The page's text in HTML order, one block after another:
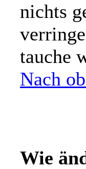
nichts
tauche
Nach
Wie